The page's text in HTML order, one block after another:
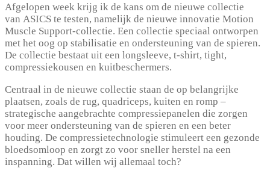
Afgelopen week krijg ik de kans om de nieuwe collectie
van ASICS te testen, namelijk de nieuwe innovatie Motion
Muscle Support-collectie. Een collectie speciaal ontworpen
met het oog op stabilisatie en ondersteuning van de spieren.
De collectie bestaat uit een longsleeve, t-shirt, tight,
compressiekousen en kuitbeschermers.
Centraal in de nieuwe collectie staan de op belangrijke
plaatsen, zoals de rug, quadriceps, kuiten en romp –
strategische aangebrachte compressiepanelen die zorgen
voor meer ondersteuning van de spieren en een beter
houding. De compressietechnologie stimuleert een gezonde
bloedsomloop en zorgt zo voor sneller herstel na een
inspanning. Dat willen wij allemaal toch?